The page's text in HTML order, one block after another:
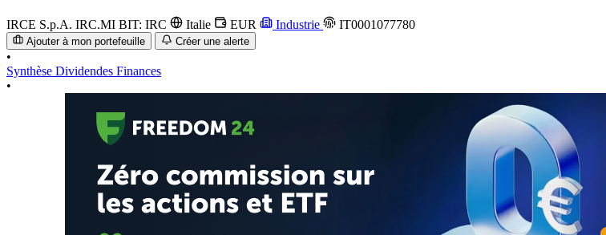
IRCE S.p.A. IRC.MI BIT: IRC Italie EUR Industrie IT0001077780
Ajouter à mon portefeuille Créer une alerte
•
Synthèse Dividendes Finances
•